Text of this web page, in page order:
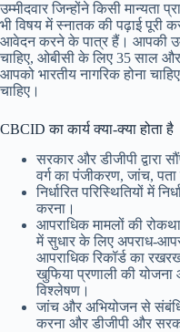
उम्मीदवार जिन्होंने किसी मान्यता
भी विषय में स्नातक की पढ़ाई पूरी
आवेदन करने के पात्र हैं। आपकी
चाहिए, ओबीसी के लिए 35 साल
आपको भारतीय नागरिक होना
चाहिए।
CBCID का कार्य क्या-क्या होता है
सरकार और डीजीपी द्वारा
वर्ग का पंजीकरण, जांच,
निर्धारित परिस्थितियों में
करना।
आपराधिक मामलों की
में सुधार के लिए अपराध-
आपराधिक रिकॉर्ड का
खुफिया प्रणाली की योजना
विश्लेषण।
जांच और अभियोजन से
करना और डीजीपी और